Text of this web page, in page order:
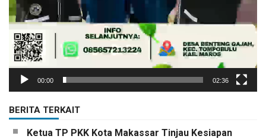
00:00 02:36
BERITA TERKAIT
Ketua TP PKK Kota Makassar Tinjau Kesiapan